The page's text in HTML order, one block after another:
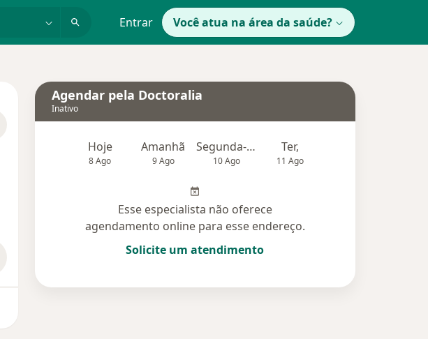
Entrar Você atua na área da saúde?
Agendar pela Doctoralia
Inativo
Hoje
8 Ago
Amanhã
9 Ago
Segunda-feira
10 Ago
Ter,
11 Ago
Esse especialista não oferece
agendamento online para esse endereço.
Solicite um atendimento